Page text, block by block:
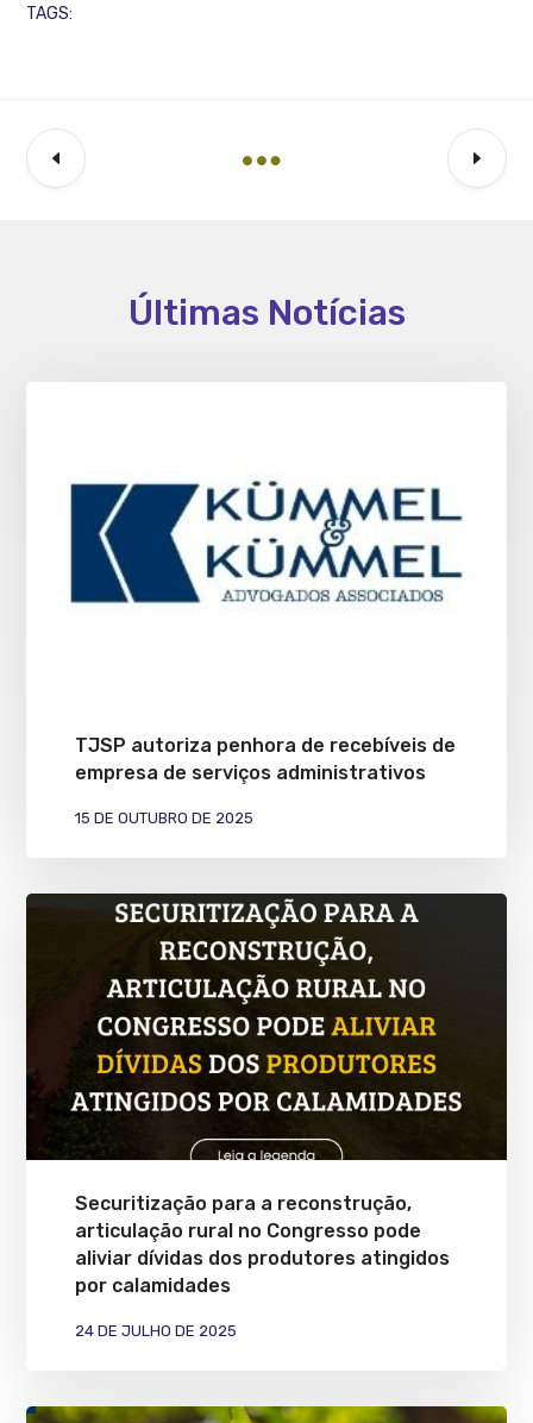
TAGS:
Últimas Notícias
TJSP autoriza penhora de recebíveis de
empresa de serviços administrativos
15 DE OUTUBRO DE 2025
Securitização para a reconstrução,
articulação rural no Congresso pode
aliviar dívidas dos produtores atingidos
por calamidades
24 DE JULHO DE 2025